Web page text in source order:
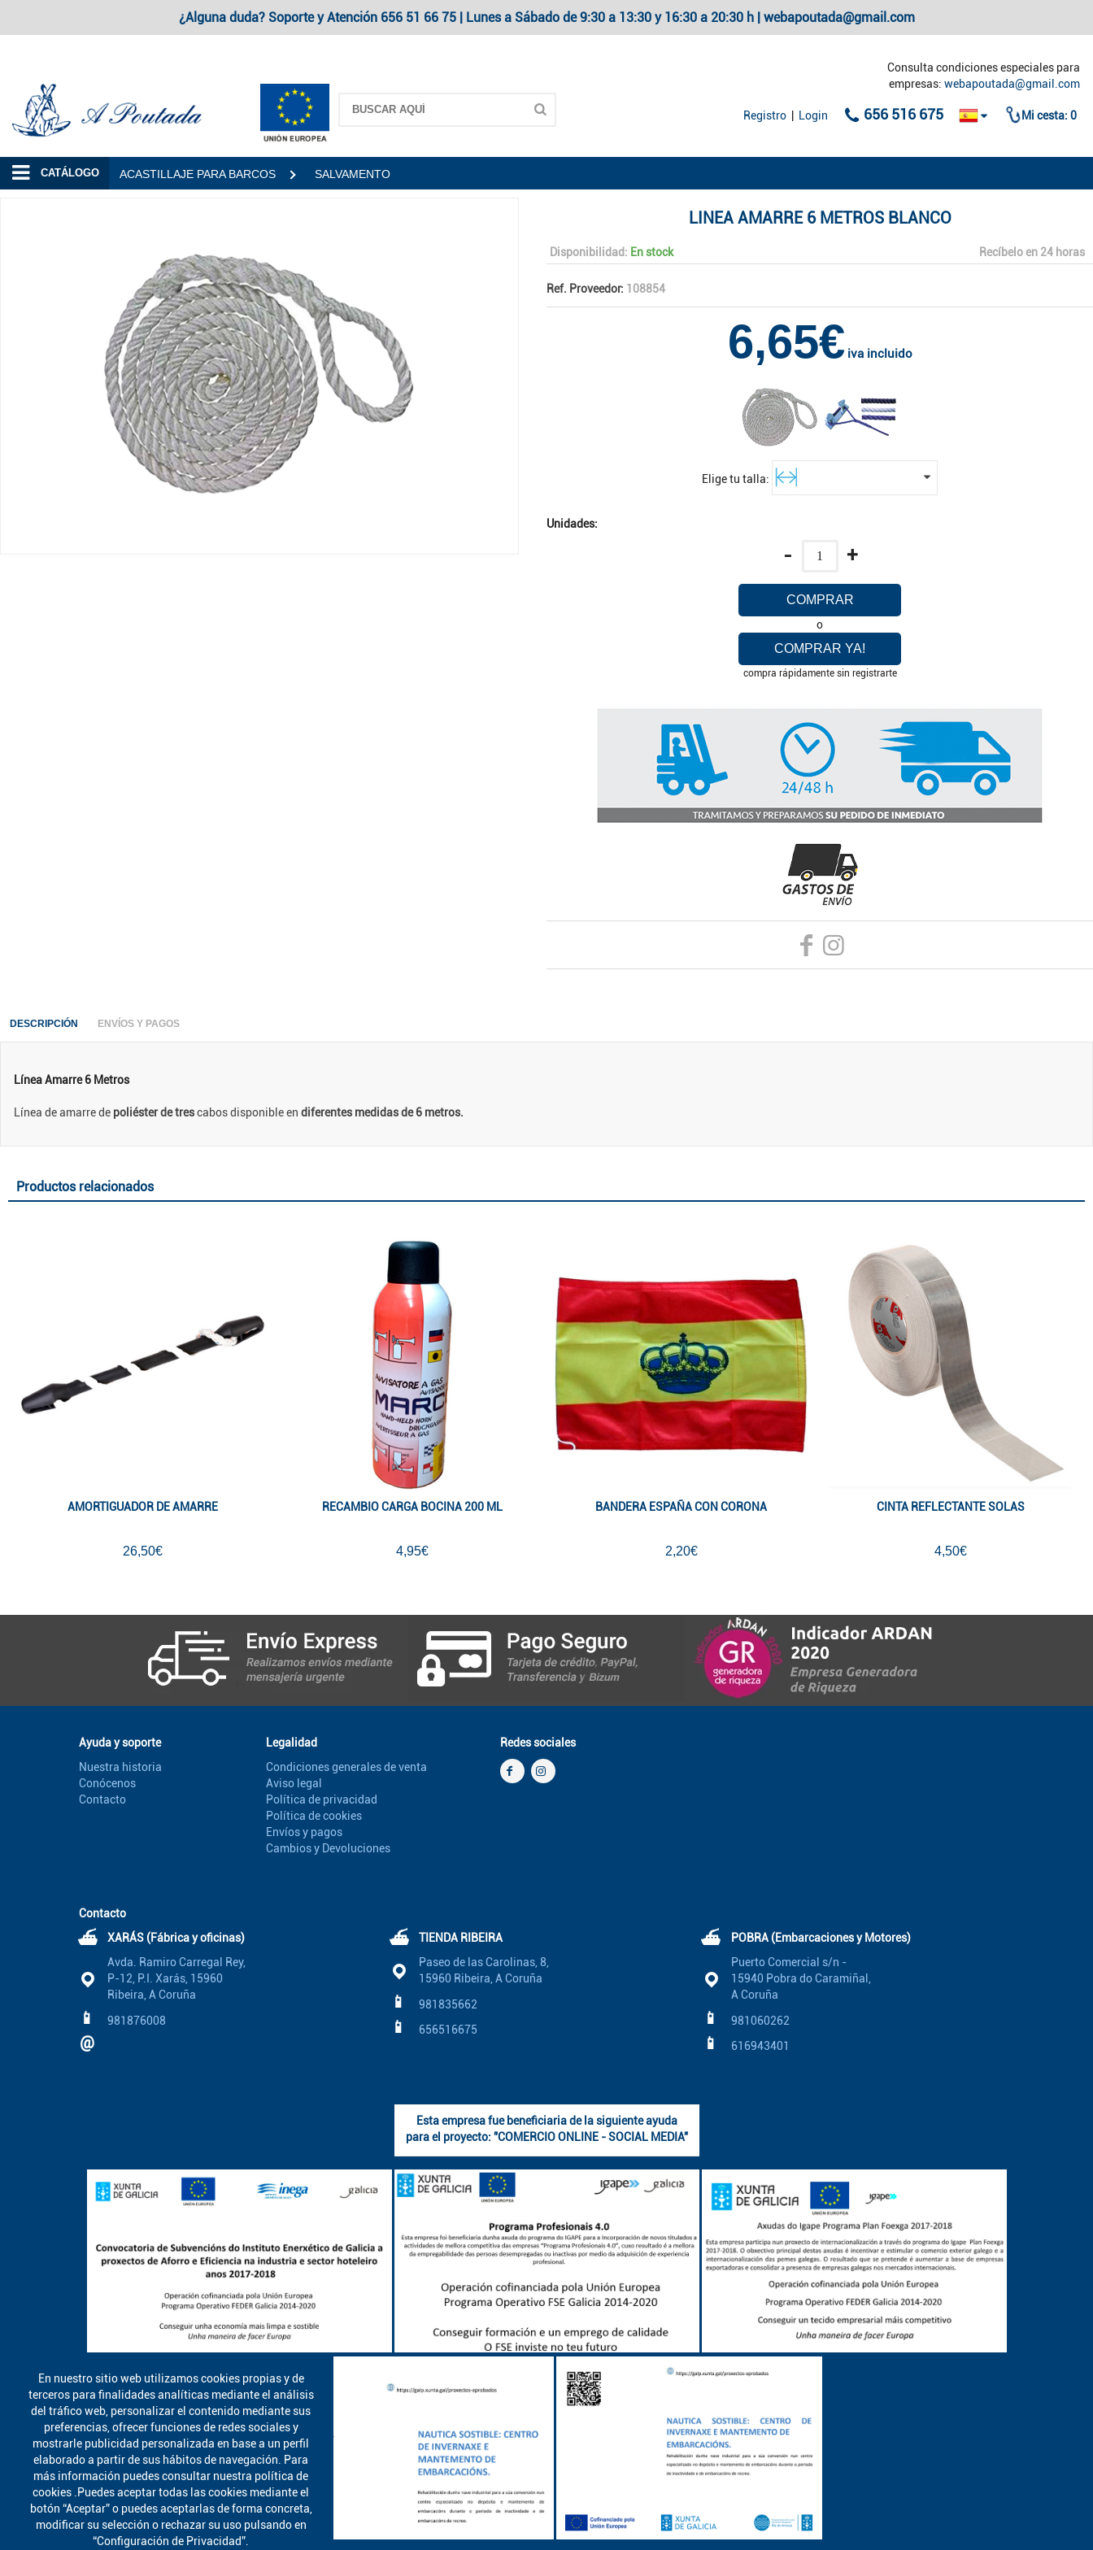
¿Alguna duda? Soporte y Atención 656 51 66 75 | Lunes a Sábado de 9:30 a 13:30 y 16:30 a 20:30 h | webapoutada@gmail.com
Consulta condiciones especiales para
empresas: webapoutada@gmail.com
Registro Login 656 516 675 Mi cesta: 0
CATÁLOGO ACASTILLAJE PARA BARCOS SALVAMENTO
LINEA AMARRE 6 METROS BLANCO
Disponibilidad: En stock Recíbelo en 24 horas
Ref. Proveedor: 108854
6,65€ iva incluido
Elige tu talla:
Unidades:
- +
COMPRAR
o
COMPRAR YA!
compra rápidamente sin registrarte
DESCRIPCIÓN ENVÍOS Y PAGOS
Línea Amarre 6 Metros
Línea de amarre de poliéster de trescabos disponible en diferentes medidas de 6 metros.
Productos relacionados
AMORTIGUADOR DE AMARRE
26,50€
RECAMBIO CARGA BOCINA 200 ML
4,95€
BANDERA ESPAÑA CON CORONA
2,20€
CINTA REFLECTANTE SOLAS
4,50€
En nuestro sitio web utilizamos cookies propias y de
terceros para finalidades analíticas mediante el análisis
del tráfico web, personalizar el contenido mediante sus
preferencias, ofrecer funciones de redes sociales y
mostrarle publicidad personalizada en base a un perfil
elaborado a partir de sus hábitos de navegación. Para
más información puedes consultar nuestra política de
cookies .Puedes aceptar todas las cookies mediante el
botón “Aceptar” o puedes aceptarlas de forma concreta,
modificar su selección o rechazar su uso pulsando en
“Configuración de Privacidad”.
Ayuda y soporte
Nuestra historia
Conócenos
Contacto
Legalidad
Condiciones generales de venta
Aviso legal
Política de privacidad
Política de cookies
Envíos y pagos
Cambios y Devoluciones
Redes sociales
Contacto
⛴
XARÁS (Fábrica y oficinas)
Avda. Ramiro Carregal Rey,
P-12, P.I. Xarás, 15960
Ribeira, A Coruña
📱 981876008
@
⛴
TIENDA RIBEIRA
Paseo de las Carolinas, 8,
15960 Ribeira, A Coruña
📱 981835662
📱 656516675
⛴
POBRA (Embarcaciones y Motores)
Puerto Comercial s/n -
15940 Pobra do Caramiñal,
A Coruña
📱 981060262
📱 616943401
Esta empresa fue beneficiaria de la siguiente ayuda
para el proyecto: "COMERCIO ONLINE - SOCIAL MEDIA"